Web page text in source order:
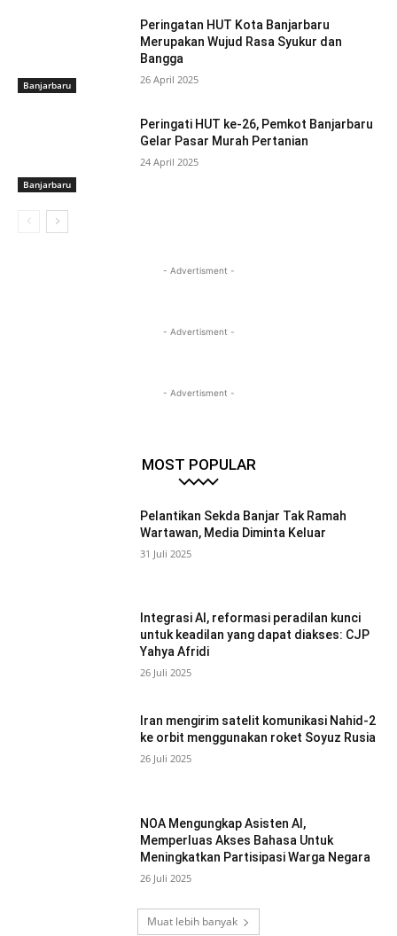
Banjarbaru
Peringatan HUT Kota Banjarbaru
Merupakan Wujud Rasa Syukur dan
Bangga
26 April 2025
Banjarbaru
Peringati HUT ke-26, Pemkot Banjarbaru
Gelar Pasar Murah Pertanian
24 April 2025
- Advertisment -
- Advertisment -
- Advertisment -
MOST POPULAR
Pelantikan Sekda Banjar Tak Ramah
Wartawan, Media Diminta Keluar
31 Juli 2025
Integrasi AI, reformasi peradilan kunci
untuk keadilan yang dapat diakses: CJP
Yahya Afridi
26 Juli 2025
Iran mengirim satelit komunikasi Nahid-2
ke orbit menggunakan roket Soyuz Rusia
26 Juli 2025
NOA Mengungkap Asisten AI,
Memperluas Akses Bahasa Untuk
Meningkatkan Partisipasi Warga Negara
26 Juli 2025
Muat lebih banyak